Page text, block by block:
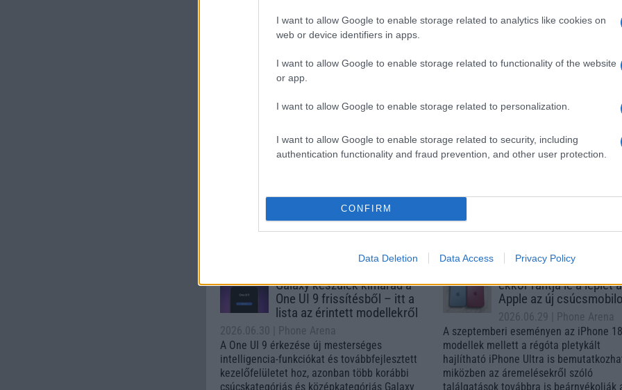
I want to allow Google to enable storage related to analytics like cookies on
web or device identifiers in apps.
I want to allow Google to enable storage related to functionality of the website
or app.
I want to allow Google to enable storage related to personalization.
I want to allow Google to enable storage related to security, including
authentication functionality and fraud prevention, and other user protection.
CONFIRM
Data Deletion Data Access Privacy Policy
Samsung Galaxy S26
Galaxy készülék kimarad a
One UI 9 frissítésből – itt a
lista az érintett modellekről
2026.06.30
| Phone Arena
A One UI 9 érkezése új mesterséges
intelligencia-funkciókat és továbbfejlesztett
kezelőfelületet hoz, azonban több korábbi
csúcskategóriás és középkategóriás Galaxy
ekkor rántja le a leplet
Apple az új
2026.06.29
| Phone Arena
A szeptemberi eseményen az iPhone
modellek mellett a régóta pletykált
hajlítható iPhone Ultra is
miközben az áremelésekről szóló
találgatások továbbra is beárnyékolják